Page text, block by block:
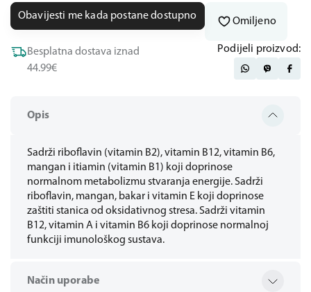
Opis
Sadrži riboflavin (vitamin B2), vitamin B12, vitamin B6,
mangan i itiamin (vitamin B1) koji doprinose
normalnom metabolizmu stvaranja energije. Sadrži
riboflavin, mangan, bakar i vitamin E koji doprinose
zaštiti stanica od oksidativnog stresa. Sadrži vitamin
B12, vitamin A i vitamin B6 koji doprinose normalnoj
funkciji imunološkog sustava.
Način uporabe
Obavijesti me kada postane dostupno
Omiljeno
Besplatna dostava iznad
44.99€
Podijeli proizvod: